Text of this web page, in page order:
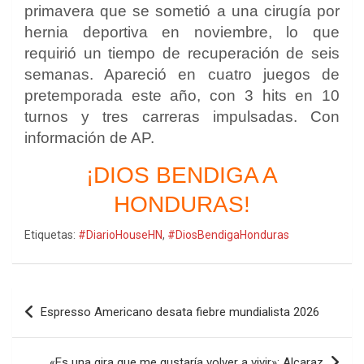
primavera que se sometió a una cirugía por
hernia deportiva en noviembre, lo que
requirió un tiempo de recuperación de seis
semanas. Apareció en cuatro juegos de
pretemporada este año, con 3 hits en 10
turnos y tres carreras impulsadas. Con
información de AP.
¡DIOS BENDIGA A
HONDURAS!
Etiquetas: #DiarioHouseHN, #DiosBendigaHonduras
Navegación
de
entradas
Espresso Americano desata fiebre mundialista 2026